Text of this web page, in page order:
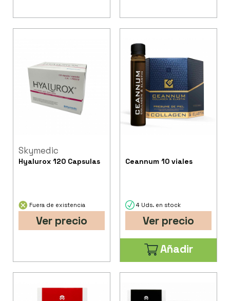
Skymedic
Hyalurox 120 Capsulas
Fuera de existencia
Ver precio
Ceannum 10 viales
4 Uds. en stock
Ver precio
Añadir